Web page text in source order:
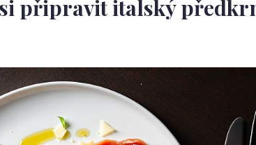
připravit italský